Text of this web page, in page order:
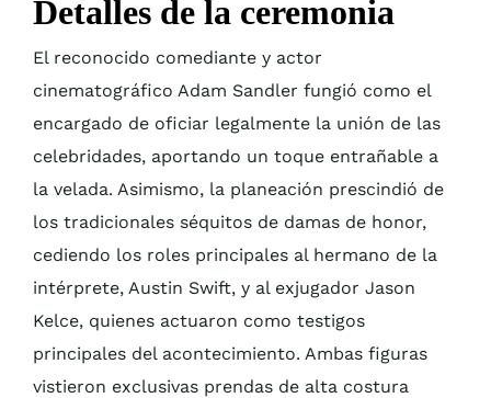
Detalles de la ceremonia
El reconocido comediante y actor
cinematográfico Adam Sandler fungió como el
encargado de oficiar legalmente la unión de las
celebridades, aportando un toque entrañable a
la velada. Asimismo, la planeación prescindió de
los tradicionales séquitos de damas de honor,
cediendo los roles principales al hermano de la
intérprete, Austin Swift, y al exjugador Jason
Kelce, quienes actuaron como testigos
principales del acontecimiento. Ambas figuras
vistieron exclusivas prendas de alta costura